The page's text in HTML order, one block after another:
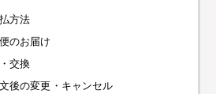
方法
のお届け
交換
後の変更・キャンセル